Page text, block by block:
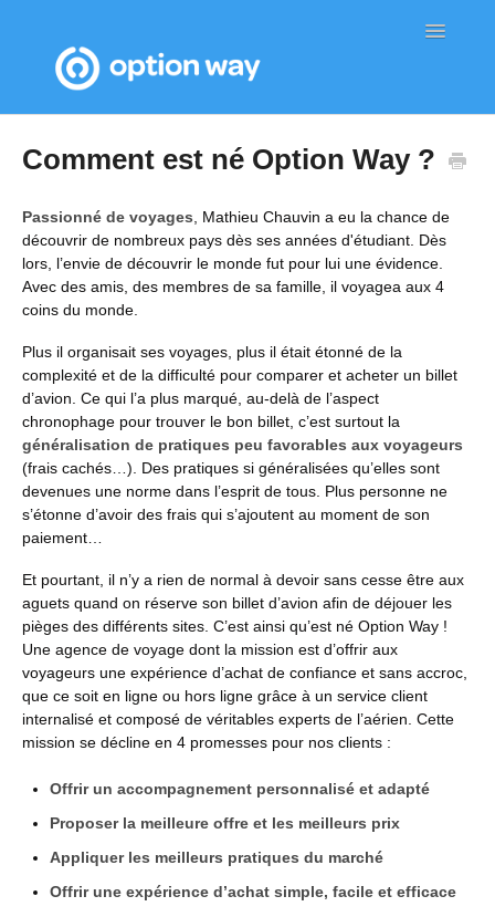
Toggle
Comment est né Option Way ?
Passionné de voyages, Mathieu Chauvin a eu la chance de
découvrir de nombreux pays dès ses années d'étudiant. Dès
lors, l’envie de découvrir le monde fut pour lui une évidence.
Avec des amis, des membres de sa famille, il voyagea aux 4
coins du monde.
Plus il organisait ses voyages, plus il était étonné de la
complexité et de la difficulté pour comparer et acheter un billet
d’avion. Ce qui l’a plus marqué, au-delà de l’aspect
chronophage pour trouver le bon billet, c’est surtout la
généralisation de pratiques peu favorables aux voyageurs
(frais cachés…). Des pratiques si généralisées qu’elles sont
devenues une norme dans l’esprit de tous. Plus personne ne
s’étonne d’avoir des frais qui s’ajoutent au moment de son
paiement…
Et pourtant, il n’y a rien de normal à devoir sans cesse être aux
aguets quand on réserve son billet d’avion afin de déjouer les
pièges des différents sites. C’est ainsi qu’est né Option Way !
Une agence de voyage dont la mission est d’offrir aux
voyageurs une expérience d’achat de confiance et sans accroc,
que ce soit en ligne ou hors ligne grâce à un service client
internalisé et composé de véritables experts de l’aérien. Cette
mission se décline en 4 promesses pour nos clients :
Offrir un accompagnement personnalisé et adapté
Proposer la meilleure offre et les meilleurs prix
Appliquer les meilleurs pratiques du marché
Offrir une expérience d’achat simple, facile et efficace